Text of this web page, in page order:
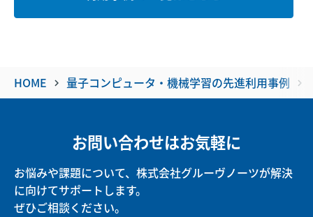
HOME keyboard_arrow_right 量子コンピュータ・機械学習の先進利用事例 keyboard_arrow_right
お問い合わせはお気軽に
お悩みや課題について、株式会社グルーヴノーツが解決
に向けてサポートします。
ぜひご相談ください。